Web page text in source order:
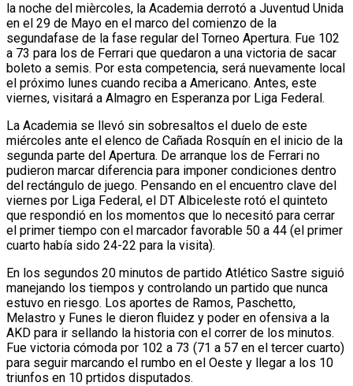
la noche del mièrcoles, la Academia derrotó a Juventud Unida
en el 29 de Mayo en el marco del comienzo de la
segundafase de la fase regular del Torneo Apertura. Fue 102
a 73 para los de Ferrari que quedaron a una victoria de sacar
boleto a semis. Por esta competencia, será nuevamente local
el próximo lunes cuando reciba a Americano. Antes, este
viernes, visitará a Almagro en Esperanza por Liga Federal.
La Academia se llevó sin sobresaltos el duelo de este
miércoles ante el elenco de Cañada Rosquín en el inicio de la
segunda parte del Apertura. De arranque los de Ferrari no
pudieron marcar diferencia para imponer condiciones dentro
del rectángulo de juego. Pensando en el encuentro clave del
viernes por Liga Federal, el DT Albiceleste rotó el quinteto
que respondió en los momentos que lo necesitó para cerrar
el primer tiempo con el marcador favorable 50 a 44 (el primer
cuarto había sido 24-22 para la visita).
En los segundos 20 minutos de partido Atlético Sastre siguió
manejando los tiempos y controlando un partido que nunca
estuvo en riesgo. Los aportes de Ramos, Paschetto,
Melastro y Funes le dieron fluidez y poder en ofensiva a la
AKD para ir sellando la historia con el correr de los minutos.
Fue victoria cómoda por 102 a 73 (71 a 57 en el tercer cuarto)
para seguir marcando el rumbo en el Oeste y llegar a los 10
triunfos en 10 prtidos disputados.